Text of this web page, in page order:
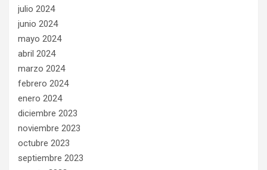
julio 2024
junio 2024
mayo 2024
abril 2024
marzo 2024
febrero 2024
enero 2024
diciembre 2023
noviembre 2023
octubre 2023
septiembre 2023